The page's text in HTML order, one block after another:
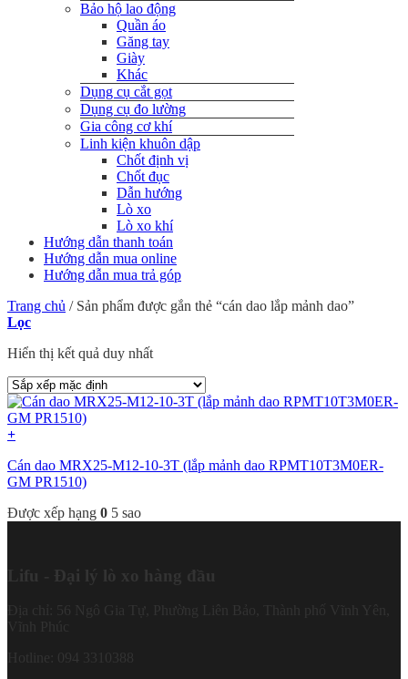
Bảo hộ lao động
Quần áo
Găng tay
Giày
Khác
Dụng cụ cắt gọt
Dụng cụ đo lường
Gia công cơ khí
Linh kiện khuôn dập
Chốt định vị
Chốt đục
Dẫn hướng
Lò xo
Lò xo khí
Hướng dẫn thanh toán
Hướng dẫn mua online
Hướng dẫn mua trả góp
Trang chủ /Sản phẩm được gắn thẻ “cán dao lắp mảnh dao”
Lọc
Hiển thị kết quả duy nhất
+
Cán dao MRX25-M12-10-3T (lắp mảnh dao RPMT10T3M0ER-
GM PR1510)
Được xếp hạng 0 5 sao
Lifu - Đại lý lò xo hàng đầu
Địa chỉ: 56 Ngô Gia Tự, Phường Liên Bảo, Thành phố Vĩnh Yên,
Hotline: 094 3310388